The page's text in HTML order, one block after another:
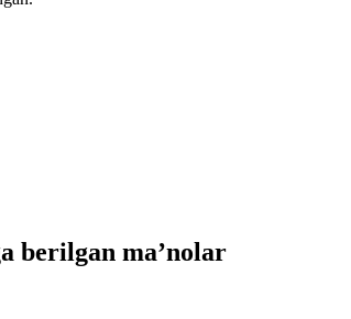
berilgan ma’nolar